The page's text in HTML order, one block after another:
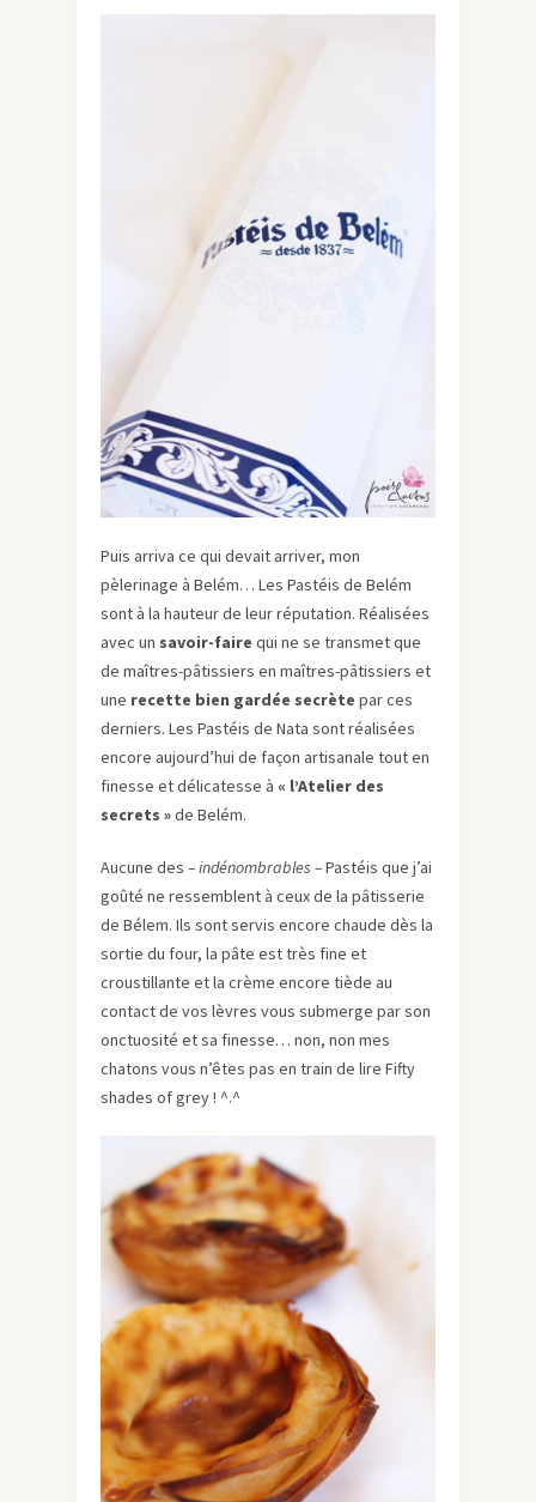
Puis arriva ce qui devait arriver, mon
pèlerinage à Belém… Les Pastéis de Belém
sont à la hauteur de leur réputation. Réalisées
avec un savoir-faire qui ne se transmet que
de maîtres-pâtissiers en maîtres-pâtissiers et
une recette bien gardée secrète par ces
derniers. Les Pastéis de Nata sont réalisées
encore aujourd’hui de façon artisanale tout en
finesse et délicatesse à « l’Atelier des
secrets »de Belém.
Aucune des – indénombrables –Pastéis que j’ai
goûté ne ressemblent à ceux de la pâtisserie
de Bélem. Ils sont servis encore chaude dès la
sortie du four, la pâte est très fine et
croustillante et la crème encore tiède au
contact de vos lèvres vous submerge par son
onctuosité et sa finesse… non, non mes
chatons vous n’êtes pas en train de lire Fifty
shades of grey ! ^.^